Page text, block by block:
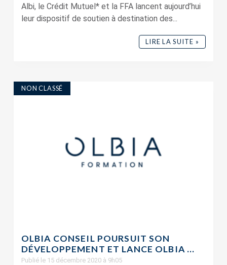
Albi, le Crédit Mutuel* et la FFA lancent aujourd’hui
leur dispositif de soutien à destination des...
LIRE LA SUITE »
NON CLASSÉ
OLBIA CONSEIL POURSUIT SON
DÉVELOPPEMENT ET LANCE OLBIA ...
Publié le 15 décembre 2020 à 9h05